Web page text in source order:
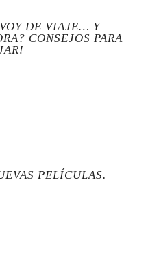
DE VIAJE… Y
CONSEJOS PARA
PELÍCULAS.